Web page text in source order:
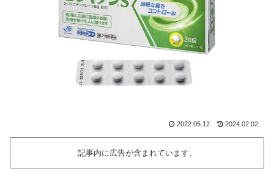
2022.05.12 2024.02.02
記事内に広告が含まれています。